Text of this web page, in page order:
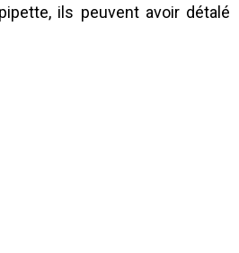
ils peuvent avoir détalé